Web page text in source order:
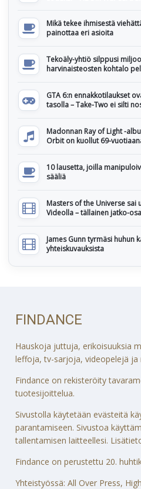
Mikä tekee ihmisestä
painottaa eri asioita
Tekoäly-yhtiö silppusi
harvinaisteosten kohtalo
GTA 6:n ennakkotilaukset
tasolla – Take-Two ei silti
Madonnan Ray of Light -
Orbit on kuollut 69-
10 lausetta, joilla
sääliä
Masters of the Universe sai
Videolla – tällainen jatko-
James Gunn tyrmäsi huhun
yhteiskuvauksista
FINDANCE
Hauskoja juttuja, erikoisuuksia
leffoja, tv-sarjoja, videopelejä ja
Findance on rekisteröity
tuotesijoittelua.
Sivustolla käytetään evästeitä
parantamiseen. Sivustoa
tallentamisen laitteellesi.
Findance on perustettu 20.
Yhteistyössä: All Over Press,